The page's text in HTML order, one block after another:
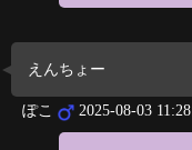
えんちょー
ぽこ 2025-08-03